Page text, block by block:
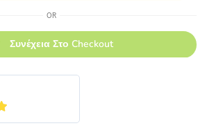
OR
Συνέχεια Στο Checkout